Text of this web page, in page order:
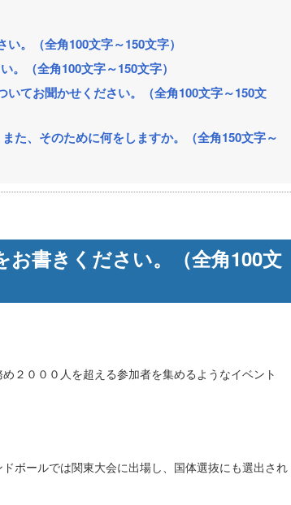
。（全角100文字～150文字）
。（全角100文字～150文字）
てお聞かせください。（全角100文字～150文
た、そのために何をしますか。（全角150文字～
書きください。（全角100文
２０００人を超える参加者を集めるようなイベント
ボールでは関東大会に出場し、国体選抜にも選出され